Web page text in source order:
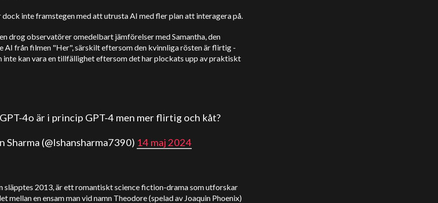
inte framstegen med att utrusta AI med fler plan att interagera på.
drog observatörer omedelbart jämförelser med Samantha, den
AI från filmen "Her", särskilt eftersom den kvinnliga rösten är flirtig -
inte kan vara en tillfällighet eftersom det har plockats upp av praktiskt
4o är i princip GPT-4 men mer flirtig och kåt?
Sharma (@Ishansharma7390) 14 maj 2024
släpptes 2013, är ett romantiskt science fiction-drama som utforskar
mellan en ensam man vid namn Theodore (spelad av Joaquin Phoenix)